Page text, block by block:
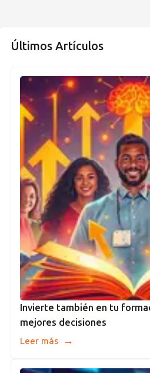
Últimos Artículos
Invierte también en tu
mejores decisiones
Leer más →